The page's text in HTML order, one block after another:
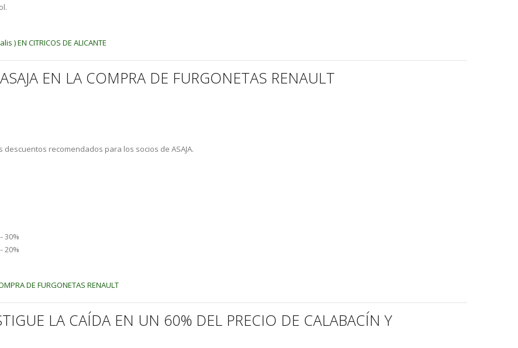
) EN CITRICOS DE ALICANTE
EN LA COMPRA DE FURGONETAS RENAULT
recomendados para los socios de ASAJA.
30%
20%
DE FURGONETAS RENAULT
LA CAÍDA EN UN 60% DEL PRECIO DE CALABACÍN Y